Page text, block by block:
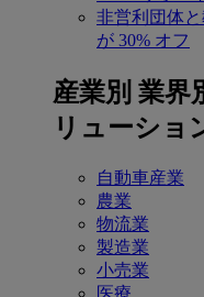
非営利団体
が 30% オフ
産業別 業界
リューショ
自動車産業
農業
物流業
製造業
小売業
医療